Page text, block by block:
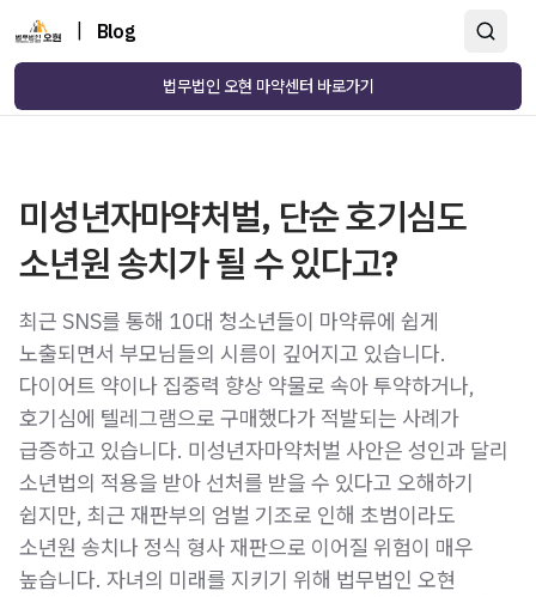
Blog
법무법인 오현 마약센터 바로가기
미성년자마약처벌, 단순 호기심도
소년원 송치가 될 수 있다고?
최근 SNS를 통해 10대 청소년들이 마약류에 쉽게
노출되면서 부모님들의 시름이 깊어지고 있습니다.
다이어트 약이나 집중력 향상 약물로 속아 투약하거나,
호기심에 텔레그램으로 구매했다가 적발되는 사례가
급증하고 있습니다. 미성년자마약처벌 사안은 성인과 달리
소년법의 적용을 받아 선처를 받을 수 있다고 오해하기
쉽지만, 최근 재판부의 엄벌 기조로 인해 초범이라도
소년원 송치나 정식 형사 재판으로 이어질 위험이 매우
높습니다. 자녀의 미래를 지키기 위해 법무법인 오현